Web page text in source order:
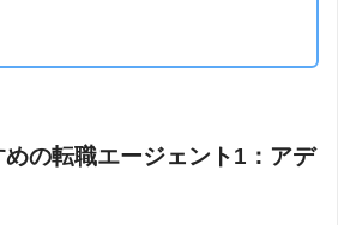
の転職エージェント1：アデ